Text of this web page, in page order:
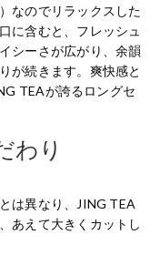
なのでリラックスした
に含むと、フレッシュ
シーさが広がり、余韻
が続きます。爽快感と
TEAが誇るロングセ
わり
は異なり、JING TEA
あえて大きくカットし